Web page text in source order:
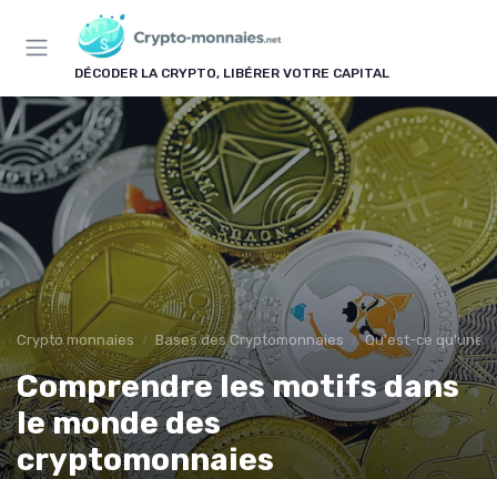
DÉCODER LA CRYPTO, LIBÉRER VOTRE CAPITAL
Crypto monnaies Bases des Cryptomonnaies Qu'est-ce qu'une
Comprendre les motifs dans
le monde des
cryptomonnaies
Panneau de gestion des cookies